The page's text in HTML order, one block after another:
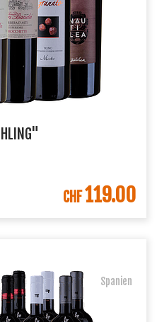
IN DEN WARENKORB
CHF119.00
Spanien